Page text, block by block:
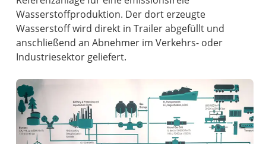
Wasserstoffproduktion. Der dort erzeugte
Wasserstoff wird direkt in Trailer abgefüllt und
anschließend an Abnehmer im Verkehrs- oder
Industriesektor geliefert.